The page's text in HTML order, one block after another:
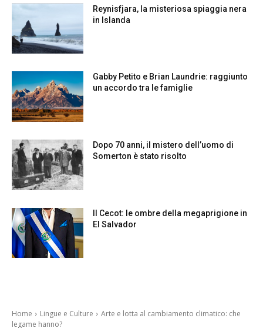
Reynisfjara, la misteriosa spiaggia nera
in Islanda
Gabby Petito e Brian Laundrie: raggiunto
un accordo tra le famiglie
Dopo 70 anni, il mistero dell’uomo di
Somerton è stato risolto
Il Cecot: le ombre della megaprigione in
El Salvador